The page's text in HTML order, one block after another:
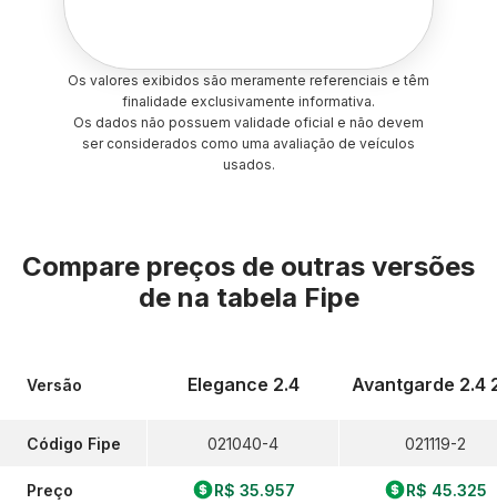
Os valores exibidos são meramente referenciais e têm
finalidade exclusivamente informativa.
Os dados não possuem validade oficial e não devem
ser considerados como uma avaliação de veículos
usados.
Compare preços de outras versões
de na tabela Fipe
Versão
Código Fipe
Preço
Elegance 2.4
021040-4
R$ 35.957
Avantgarde 2.4
021119-2
R$ 45.325